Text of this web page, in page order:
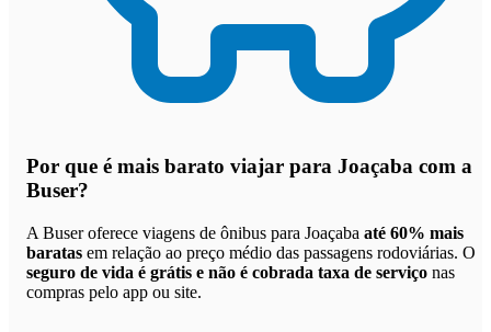
Por que é mais barato viajar para Joaçaba com a
Buser?
A Buser oferece viagens de ônibus para Joaçaba até 60% mais
baratas em relação ao preço médio das passagens rodoviárias. O
seguro de vida é grátis e não é cobrada taxa de serviço nas
compras pelo app ou site.